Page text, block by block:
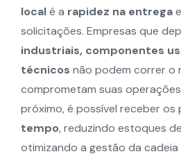
localé a rapidez na entrega
solicitações. Empresas que
industriais, componentes
técnicos não podem correr o
comprometam suas
próximo, é possível receber
tempo, reduzindo estoques
otimizando a gestão da